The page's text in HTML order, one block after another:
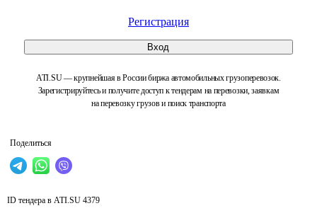
Регистрация
Вход
ATI.SU — крупнейшая в России биржа автомобильных грузоперевозок.
Зарегистрируйтесь и получите доступ к тендерам на перевозки, заявкам
на перевозку грузов и поиск транспорта
Поделиться
ID тендера в ATI.SU 4379